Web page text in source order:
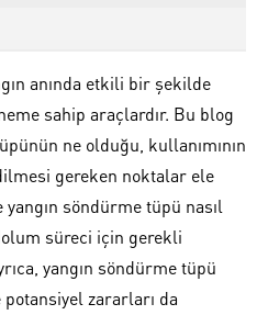
anında etkili bir şekilde
sahip araçlardır. Bu blog
ne olduğu, kullanımının
gereken noktalar ele
söndürme tüpü nasıl
süreci için gerekli
yangın söndürme tüpü
potansiyel zararları da